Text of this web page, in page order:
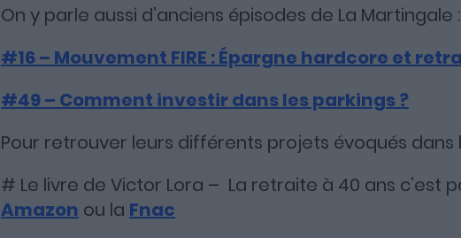
On y parle aussi d’anciens épisodes de La Martingale :
#16 – Mouvement FIRE : Épargne hardcore et
#49 – Comment investir dans les parkings ?
Pour retrouver leurs différents projets évoqués dans
# Le livre de Victor Lora – La retraite à 40 ans c’est
Amazon ou la Fnac